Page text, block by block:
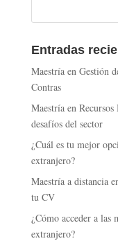
Entradas
Maestría en Gestión
Contras
Maestría en
desafíos del sector
¿Cuál es tu mejor
extranjero?
Maestría a distancia
tu CV
¿Cómo acceder a las
extranjero?